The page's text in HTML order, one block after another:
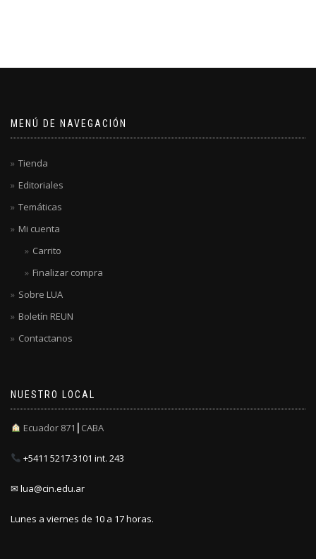
MENÚ DE NAVEGACIÓN
Tienda
Editoriales
Temáticas
Mi cuenta
Carrito
Finalizar compra
Sobre LUA
Boletín REUN
Contactanos
NUESTRO LOCAL
Ecuador 871┃CABA
+5411 5217-3101 int. 243
✉ lua@cin.edu.ar
Lunes a viernes de 10 a 17 horas.